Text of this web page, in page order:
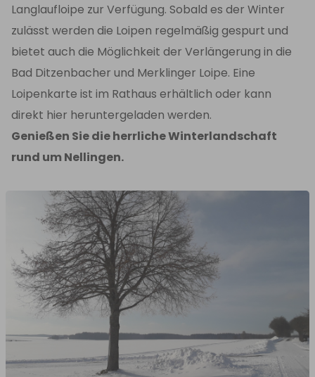
Langlaufloipe zur Verfügung. Sobald es der Winter
zulässt werden die Loipen regelmäßig gespurt und
bietet auch die Möglichkeit der Verlängerung in die
Bad Ditzenbacher und Merklinger Loipe. Eine
Loipenkarte ist im Rathaus erhältlich oder kann
direkt hier heruntergeladen werden.
Genießen Sie die herrliche Winterlandschaft
rund um Nellingen.